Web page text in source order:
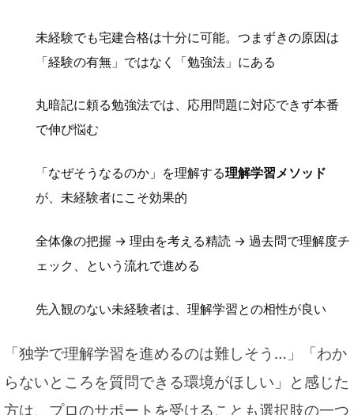
未経験でも宅建合格は十分に可能。つまずきの原因は
「経験の有無」ではなく「勉強法」にある
丸暗記に頼る勉強法では、応用問題に対応できず本番
で伸び悩む
「なぜそうなるのか」を理解する理解学習メソッド
が、未経験者にこそ効果的
全体像の把握 → 理由を考える精読 → 過去問で理解度チ
ェック、という流れで進める
先入観のない未経験者は、理解学習との相性が良い
「独学で理解学習を進めるのは難しそう…」「わか
らないところを質問できる環境がほしい」と感じた
方は、プロのサポートを受けることも選択肢の一つ